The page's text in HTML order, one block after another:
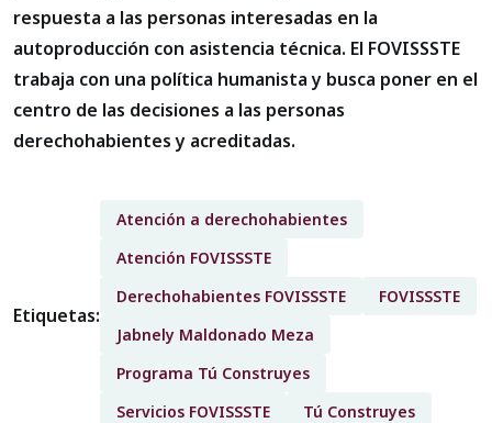
respuesta a las personas interesadas en la
autoproducción con asistencia técnica. El FOVISSSTE
trabaja con una política humanista y busca poner en el
centro de las decisiones a las personas
derechohabientes y acreditadas.
Etiquetas:
Atención a derechohabientes
Atención FOVISSSTE
Derechohabientes FOVISSSTE
FOVISSSTE
Jabnely Maldonado Meza
Programa Tú Construyes
Servicios FOVISSSTE
Tú Construyes